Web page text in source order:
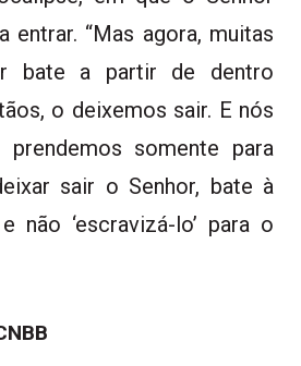
entrar. “Mas agora, muitas
bate a partir de dentro
o deixemos sair. E nós
somente para
sair o Senhor, bate à
não ‘escravizá-lo’ para o